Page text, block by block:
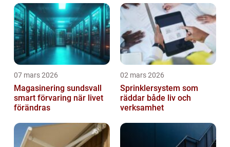
07 mars 2026
Magasinering sundsvall
smart förvaring när livet
förändras
02 mars 2026
Sprinklersystem som
räddar både liv och
verksamhet